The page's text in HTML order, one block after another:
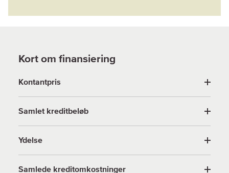
Kort om finansiering
Kontantpris
Samlet kreditbeløb
Ydelse
Samlede kreditomkostninger